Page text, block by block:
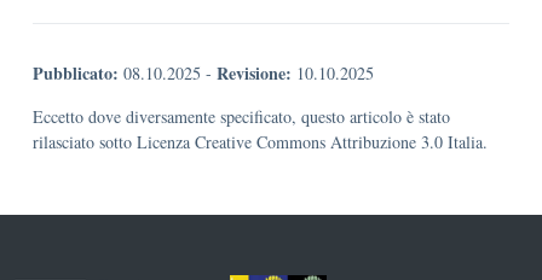
Pubblicato: 08.10.2025 - Revisione: 10.10.2025
Eccetto dove diversamente specificato, questo articolo è stato
rilasciato sotto Licenza Creative Commons Attribuzione 3.0 Italia.